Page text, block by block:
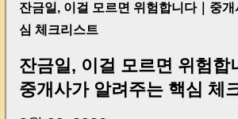
잔금일, 이걸 모르면 위험합니다｜중
심 체크리스트
잔금일, 이걸 모르면 위험합
중개사가 알려주는 핵심 체